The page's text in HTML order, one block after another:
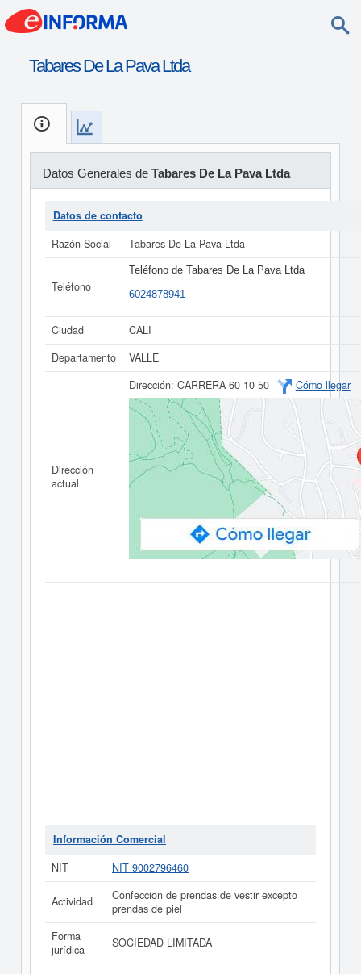
Tabares De La Pava Ltda
Datos Generales de Tabares De La Pava Ltda
Datos de contacto
Razón Social
Tabares De La Pava Ltda
Teléfono
Teléfono de Tabares De La Pava Ltda
6024878941
Ciudad
CALI
Departamento
VALLE
Dirección
actual
Dirección: CARRERA 60 10 50 Cómo llegar
Información Comercial
NIT
NIT 9002796460
Actividad
Confeccion de prendas de vestir excepto
prendas de piel
Forma
jurídica
SOCIEDAD LIMITADA